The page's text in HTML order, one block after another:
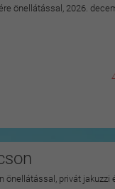
önellátással, 2026.
önellátással, privát jakuzzi